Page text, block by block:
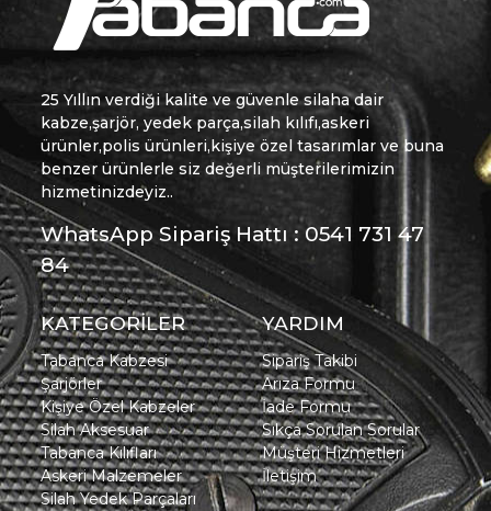
25 Yıllın verdiği kalite ve güvenle silaha dair
kabze,şarjör, yedek parça,silah kılıfı,askeri
ürünler,polis ürünleri,kişiye özel tasarımlar ve buna
benzer ürünlerle siz değerli müşterilerimizin
hizmetinizdeyiz..
WhatsApp Sipariş Hattı : 0541 731 47
84
KATEGORİLER
Tabanca Kabzesi
Şarjörler
Kişiye Özel Kabzeler
Silah Aksesuar
Tabanca Kılıfları
Askeri Malzemeler
Silah Yedek Parçaları
YARDIM
Sipariş Takibi
Arıza Formu
İade Formu
Sıkça Sorulan Sorular
Müşteri Hizmetleri
İletişim